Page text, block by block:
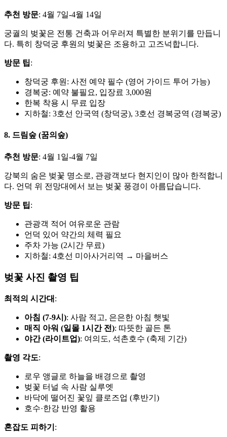
추천 방문: 4월 7일-4월 14일
궁궐의 벚꽃은 전통 건축과 어우러져 특별한 분위기를 만듭니
다. 특히 창덕궁 후원의 벚꽃은 조용하고 고즈넉합니다.
방문 팁:
창덕궁 후원: 사전 예약 필수 (영어 가이드 투어 가능)
경복궁: 예약 불필요, 입장료 3,000원
한복 착용 시 무료 입장
지하철: 3호선 안국역 (창덕궁), 3호선 경복궁역 (경복궁)
8. 드림숲 (꿈의숲)
추천 방문: 4월 1일-4월 7일
강북의 숨은 벚꽃 명소로, 관광객보다 현지인이 많아 한적합니
다. 언덕 위 전망대에서 보는 벚꽃 풍경이 아름답습니다.
방문 팁:
관광객 적어 여유로운 관람
언덕 있어 약간의 체력 필요
주차 가능 (2시간 무료)
지하철: 4호선 미아사거리역 → 마을버스
벚꽃 사진 촬영 팁
최적의 시간대 :
아침 (7-9시): 사람 적고, 은은한 아침 햇빛
매직 아워 (일몰 1시간 전): 따뜻한 골든 톤
야간 (라이트업): 여의도, 석촌호수 (축제 기간)
촬영 각도:
로우 앵글로 하늘을 배경으로 촬영
벚꽃 터널 속 사람 실루엣
바닥에 떨어진 꽃잎 클로즈업 (후반기)
호수·한강 반영 활용
혼잡도 피하기 :